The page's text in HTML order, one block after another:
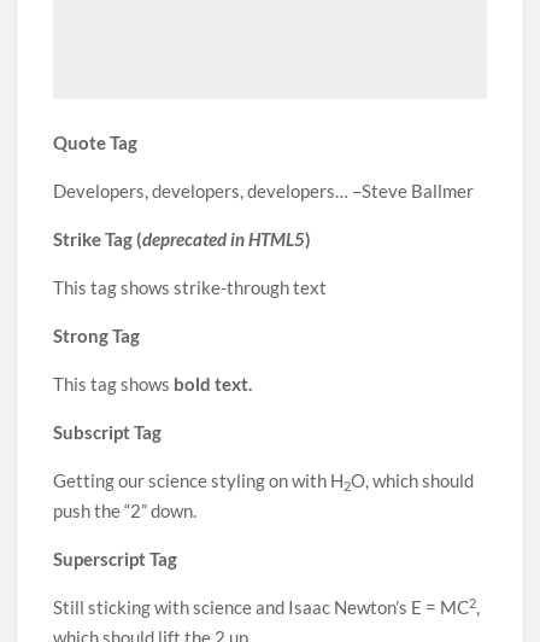
Quote Tag
Developers, developers, developers… –Steve Ballmer
Strike Tag (deprecated in HTML5)
This tag shows strike-through text
Strong Tag
This tag shows bold text.
Subscript Tag
Getting our science styling on with H2O, which should
push the “2” down.
Superscript Tag
Still sticking with science and Isaac Newton’s E = MC2,
which should lift the 2 up.